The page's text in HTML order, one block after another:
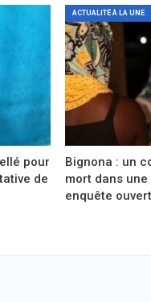
pour
de
ACTUALITÉ À LA UNE
Bignona : un
mort dans
enquête